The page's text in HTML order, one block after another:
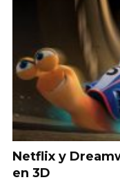
Netflix y
en 3D